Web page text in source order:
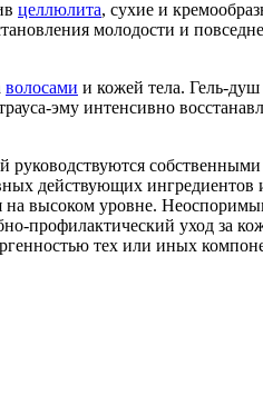
целлюлита, сухие и
молодости и
волосами и кожей тела. Гель-душ
эму интенсивно
руководствуются собственными
действующих ингредиентов
высоком уровне.
профилактический уход за
тех или иных